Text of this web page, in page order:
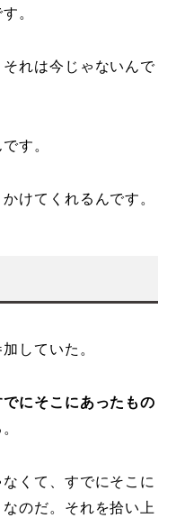
。
れは今じゃないんで
す。
けてくれるんです。
していた。
でにそこにあったもの
くて、すでにそこに
のだ。それを拾い上